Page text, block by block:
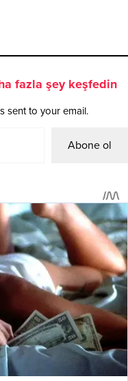
fazla şey keşfedin
sent to your email.
Abone ol